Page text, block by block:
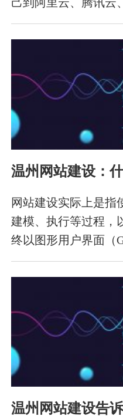
方公司注册。
温州网站建设：
网站建设实际上是指
建模、执行等过程，
终以图形用户界面（
温州网站建设告